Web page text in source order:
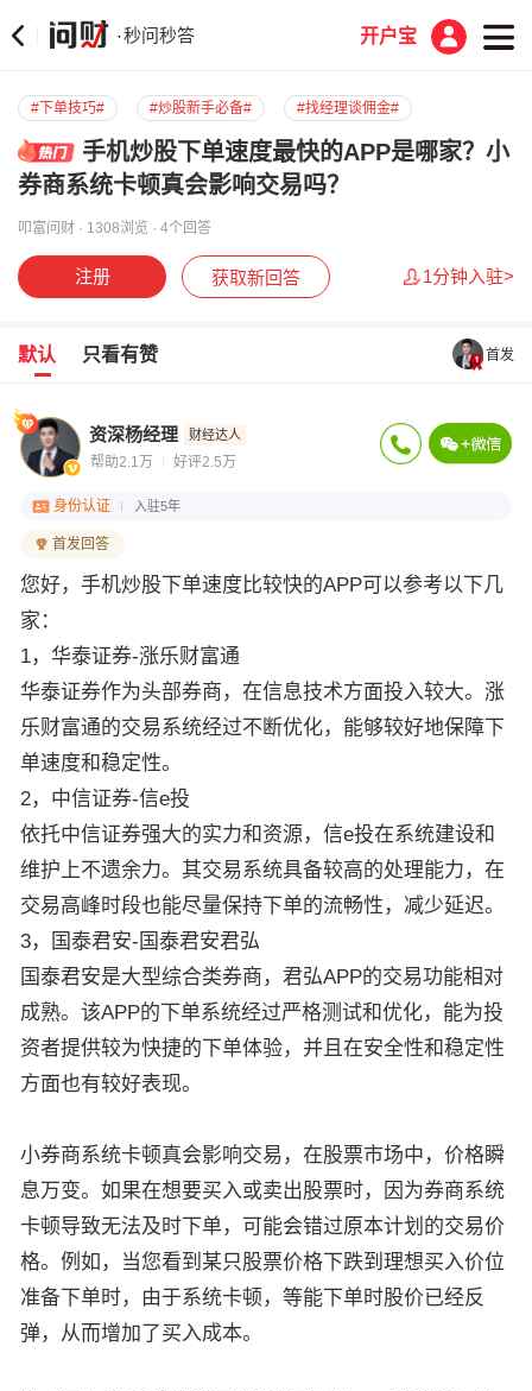
·秒问秒答 开户宝
#下单技巧# #炒股新手必备# #找经理谈佣金#
手机炒股下单速度最快的APP是哪家？小
券商系统卡顿真会影响交易吗？
叩富问财 · 1308浏览 · 4个回答
注册 获取新回答 1分钟入驻>
默认 只看有赞 首发
资深杨经理 财经达人
帮助2.1万 好评2.5万
身份认证 入驻5年
首发回答
您好，手机炒股下单速度比较快的APP可以参考以下几
家：
1，华泰证券-涨乐财富通
华泰证券作为头部券商，在信息技术方面投入较大。涨
乐财富通的交易系统经过不断优化，能够较好地保障下
单速度和稳定性。
2，中信证券-信e投
依托中信证券强大的实力和资源，信e投在系统建设和
维护上不遗余力。其交易系统具备较高的处理能力，在
交易高峰时段也能尽量保持下单的流畅性，减少延迟。
3，国泰君安-国泰君安君弘
国泰君安是大型综合类券商，君弘APP的交易功能相对
成熟。该APP的下单系统经过严格测试和优化，能为投
资者提供较为快捷的下单体验，并且在安全性和稳定性
方面也有较好表现。
小券商系统卡顿真会影响交易，在股票市场中，价格瞬
息万变。如果在想要买入或卖出股票时，因为券商系统
卡顿导致无法及时下单，可能会错过原本计划的交易价
格。例如，当您看到某只股票价格下跌到理想买入价位
准备下单时，由于系统卡顿，等能下单时股价已经反
弹，从而增加了买入成本。